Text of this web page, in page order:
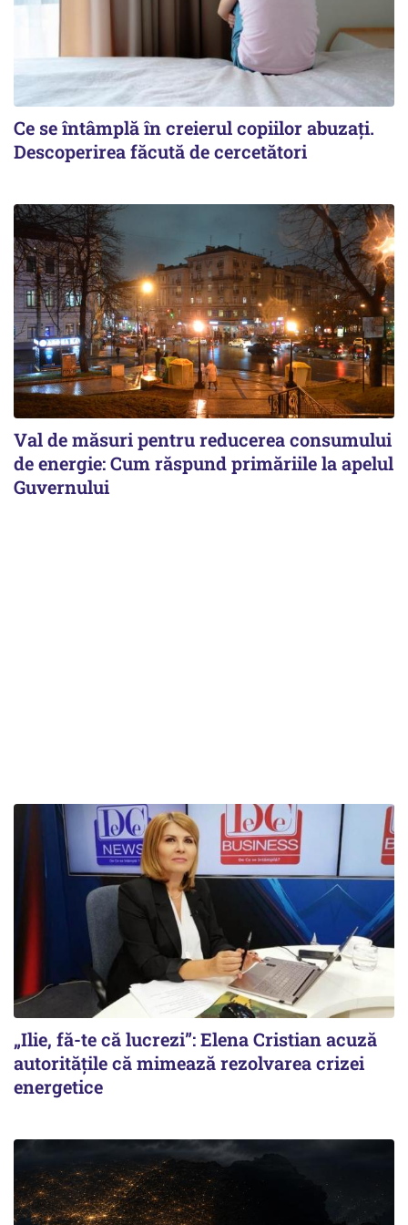
Ce se întâmplă în creierul copiilor abuzați.
Descoperirea făcută de cercetători
Val de măsuri pentru reducerea consumului
de energie: Cum răspund primăriile la apelul
Guvernului
„Ilie, fă-te că lucrezi”: Elena Cristian acuză
autoritățile că mimează rezolvarea crizei
energetice